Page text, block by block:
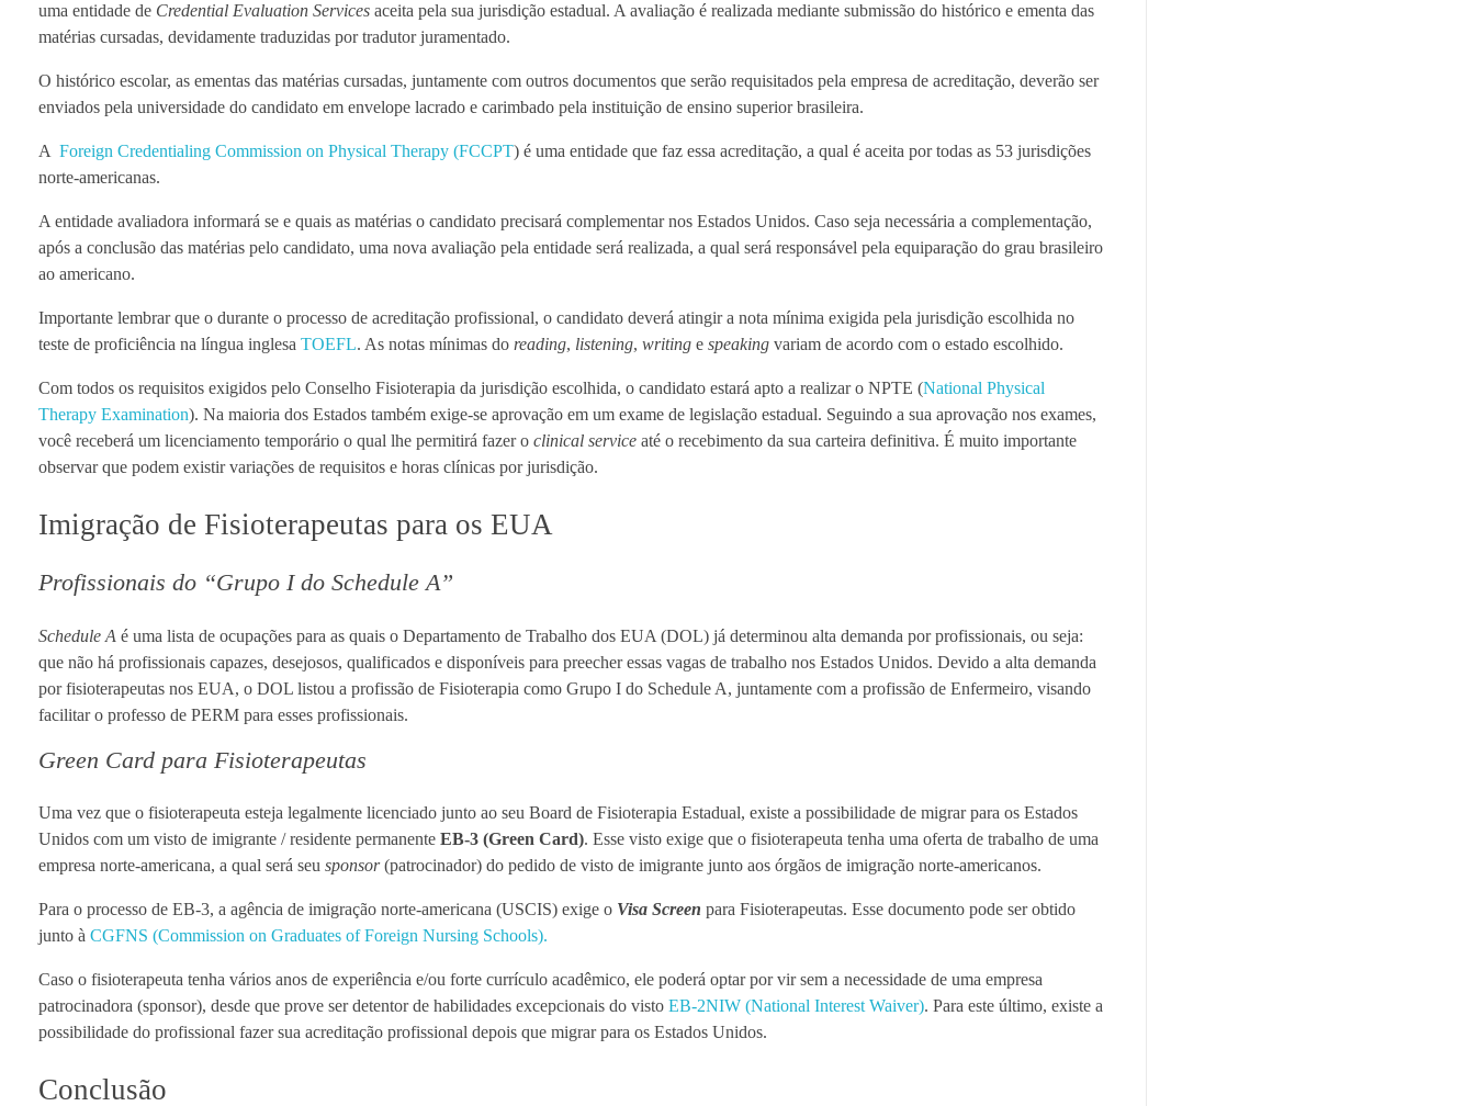
uma entidade de Credential Evaluation Services aceita pela sua jurisdição estadual. A avaliação é realizada mediante submissão do histórico e ementa das
matérias cursadas, devidamente traduzidas por tradutor juramentado.
O histórico escolar, as ementas das matérias cursadas, juntamente com outros documentos que serão requisitados pela empresa de acreditação, deverão ser
enviados pela universidade do candidato em envelope lacrado e carimbado pela instituição de ensino superior brasileira.
A Foreign Credentialing Commission on Physical Therapy (FCCPT) é uma entidade que faz essa acreditação, a qual é aceita por todas as 53 jurisdições
norte-americanas.
A entidade avaliadora informará se e quais as matérias o candidato precisará complementar nos Estados Unidos. Caso seja necessária a complementação,
após a conclusão das matérias pelo candidato, uma nova avaliação pela entidade será realizada, a qual será responsável pela equiparação do grau brasileiro
ao americano.
Importante lembrar que o durante o processo de acreditação profissional, o candidato deverá atingir a nota mínima exigida pela jurisdição escolhida no
teste de proficiência na língua inglesa TOEFL. As notas mínimas do reading, listening, writing e speaking variam de acordo com o estado escolhido.
Com todos os requisitos exigidos pelo Conselho Fisioterapia da jurisdição escolhida, o candidato estará apto a realizar o NPTE (National Physical
Therapy Examination). Na maioria dos Estados também exige-se aprovação em um exame de legislação estadual. Seguindo a sua aprovação nos exames,
você receberá um licenciamento temporário o qual lhe permitirá fazer o clinical service até o recebimento da sua carteira definitiva. É muito importante
observar que podem existir variações de requisitos e horas clínicas por jurisdição.
Imigração de Fisioterapeutas para os EUA
Profissionais do “Grupo I do Schedule A”
Schedule A é uma lista de ocupações para as quais o Departamento de Trabalho dos EUA (DOL) já determinou alta demanda por profissionais, ou seja:
que não há profissionais capazes, desejosos, qualificados e disponíveis para preecher essas vagas de trabalho nos Estados Unidos. Devido a alta demanda
por fisioterapeutas nos EUA, o DOL listou a profissão de Fisioterapia como Grupo I do Schedule A, juntamente com a profissão de Enfermeiro, visando
facilitar o professo de PERM para esses profissionais.
Green Card para Fisioterapeutas
Uma vez que o fisioterapeuta esteja legalmente licenciado junto ao seu Board de Fisioterapia Estadual, existe a possibilidade de migrar para os Estados
Unidos com um visto de imigrante / residente permanente EB-3 (Green Card). Esse visto exige que o fisioterapeuta tenha uma oferta de trabalho de uma
empresa norte-americana, a qual será seu sponsor(patrocinador) do pedido de visto de imigrante junto aos órgãos de imigração norte-americanos.
Para o processo de EB-3, a agência de imigração norte-americana (USCIS) exige o Visa Screen para Fisioterapeutas. Esse documento pode ser obtido
junto à CGFNS (Commission on Graduates of Foreign Nursing Schools).
Caso o fisioterapeuta tenha vários anos de experiência e/ou forte currículo acadêmico, ele poderá optar por vir sem a necessidade de uma empresa
patrocinadora (sponsor), desde que prove ser detentor de habilidades excepcionais do visto EB-2NIW (National Interest Waiver). Para este último, existe a
possibilidade do profissional fazer sua acreditação profissional depois que migrar para os Estados Unidos.
Conclusão